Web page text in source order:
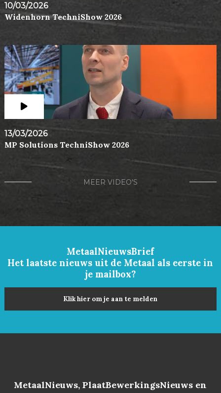
10/03/2026
Widenhorn TechniShow 2026
13/03/2026
MP Solutions TechniShow 2026
MEER VIDEO'S
MetaalNieuwsBrief
Het laatste nieuws uit de Metaal als eerste in
je mailbox?
Klik hier om je aan te melden
MetaalNieuws, PlaatBewerkingsNieuws en